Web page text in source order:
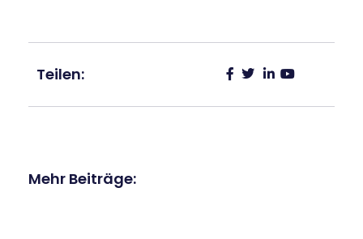
Teilen:
Mehr Beiträge: